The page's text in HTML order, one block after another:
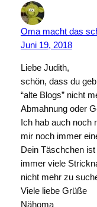
Oma macht das
Juni 19, 2018
Liebe Judith,
schön, dass du
“alte Blogs” nicht
Abmahnung oder
Ich hab auch noch
mir noch immer
Dein Täschchen
immer viele
nicht mehr zu
Viele liebe Grüße
Nähoma